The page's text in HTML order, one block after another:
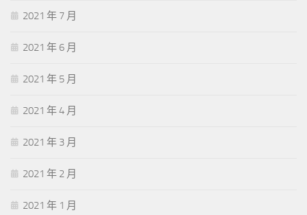
2021 年 7 月
2021 年 6 月
2021 年 5 月
2021 年 4 月
2021 年 3 月
2021 年 2 月
2021 年 1 月